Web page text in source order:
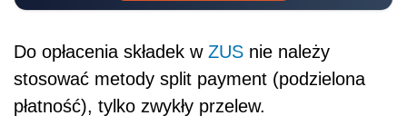
Do opłacenia składek w ZUS nie należy
stosować metody split payment (podzielona
płatność), tylko zwykły przelew.